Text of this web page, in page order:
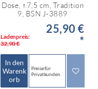
Dose, ↑7,5 cm, Tradition
9, BSN J-3889
Ladenpreis:
32,90 €
25,90 €
*
In den
Warenk
orb
Preise für
Privatkunden